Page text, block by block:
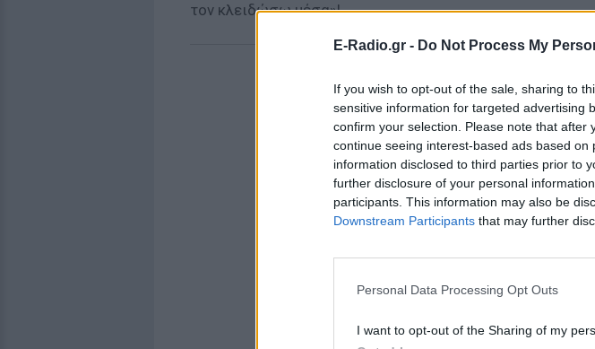
E-Radio.gr - Do Not Process My
If you wish to opt-out of the sale, sharing to
sensitive information for targeted advertising
confirm your selection. Please note that
continue seeing interest-based ads based
information disclosed to third parties prior to
further disclosure of your personal
participants. This information may also be
Downstream Participants that may further
Personal Data Processing Opt Outs
I want to opt-out of the Sharing of my
τον κλειδώσω μέσα»!
ΔΙΑΦΗΜΙΣΗ